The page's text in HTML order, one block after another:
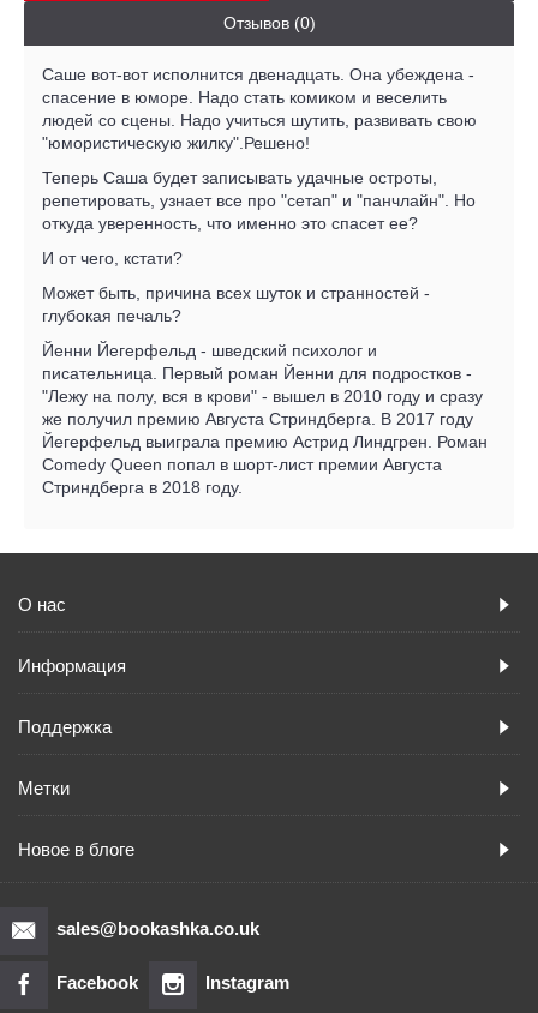
Отзывов (0)
Саше вот-вот исполнится двенадцать. Она убеждена -
спасение в юморе. Надо стать комиком и веселить
людей со сцены. Надо учиться шутить, развивать свою
"юмористическую жилку".Решено!
Теперь Саша будет записывать удачные остроты,
репетировать, узнает все про "сетап" и "панчлайн". Но
откуда уверенность, что именно это спасет ее?
И от чего, кстати?
Может быть, причина всех шуток и странностей -
глубокая печаль?
Йенни Йегерфельд - шведский психолог и
писательница. Первый роман Йенни для подростков -
"Лежу на полу, вся в крови" - вышел в 2010 году и сразу
же получил премию Августа Стриндберга. В 2017 году
Йегерфельд выиграла премию Астрид Линдгрен. Роман
Comedy Queen попал в шорт-лист премии Августа
Стриндберга в 2018 году.
О нас
Информация
Поддержка
Метки
Новое в блоге
sales@bookashka.co.uk
Facebook Instagram